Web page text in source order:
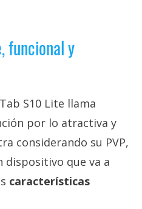
funcional y
S10 Lite llama
por lo atractiva y
considerando su PVP,
dispositivo que va a
características